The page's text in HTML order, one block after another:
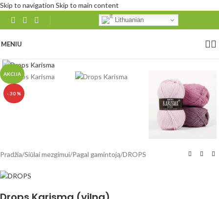
Skip to navigation Skip to main content
Lithuanian
MENIU
AKCIJA
- 30 %
Pradžia/Siūlai mezgimui/Pagal gamintoją/DROPS